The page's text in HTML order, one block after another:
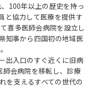
100年以上の歴史を持っ
と協力して医療を提供す
喜多医師会病院を設立し
知事から四国初の地域医
出入口のすぐ近くに旧病
会病院を移転し、診療
を支えるすべての世代の